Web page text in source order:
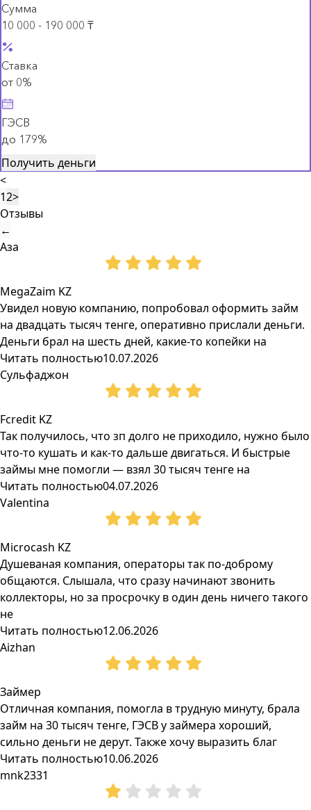
Сумма
10 000 - 190 000 ₸
Ставка
от 0%
ГЭСВ
до 179%
Получить деньги
<
12>
Отзывы
←
Аза
MegaZaim KZ
Увидел новую компанию, попробовал оформить займ
на двадцать тысяч тенге, оперативно прислали деньги.
Деньги брал на шесть дней, какие-то копейки на
Читать полностью10.07.2026
Сульфаджон
Fcredit KZ
Так получилось, что зп долго не приходило, нужно было
что-то кушать и как-то дальше двигаться. И быстрые
займы мне помогли — взял 30 тысяч тенге на
Читать полностью04.07.2026
Valentina
Microcash KZ
Душеваная компания, операторы так по-доброму
общаются. Слышала, что сразу начинают звонить
коллекторы, но за просрочку в один день ничего такого
не
Читать полностью12.06.2026
Aizhan
Займер
Отличная компания, помогла в трудную минуту, брала
займ на 30 тысяч тенге, ГЭСВ у займера хороший,
сильно деньги не дерут. Также хочу выразить благ
Читать полностью10.06.2026
mnk2331